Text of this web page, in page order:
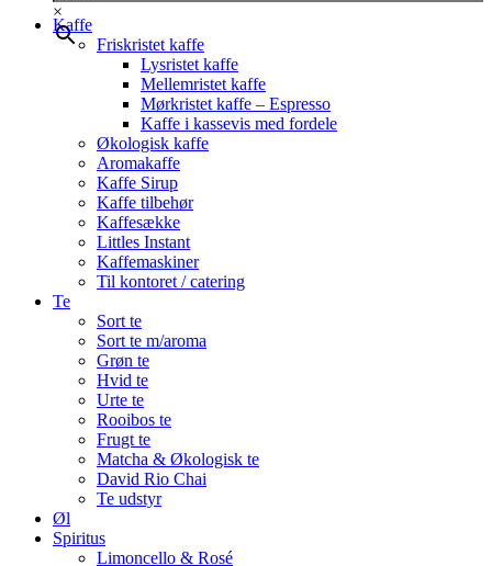
×
Kaffe
Friskristet kaffe
Lysristet kaffe
Mellemristet kaffe
Mørkristet kaffe – Espresso
Kaffe i kassevis med fordele
Økologisk kaffe
Aromakaffe
Kaffe Sirup
Kaffe tilbehør
Kaffesække
Littles Instant
Kaffemaskiner
Til kontoret / catering
Te
Sort te
Sort te m/aroma
Grøn te
Hvid te
Urte te
Rooibos te
Frugt te
Matcha & Økologisk te
David Rio Chai
Te udstyr
Øl
Spiritus
Limoncello & Rosé